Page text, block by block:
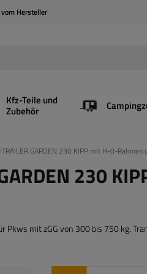
Hersteller
Kfz-Teile und
Zubehör
GARDEN 230 KIPP mit H-0-Rahmen
230
Pkws mit zGG von 300 bis 750 kg.